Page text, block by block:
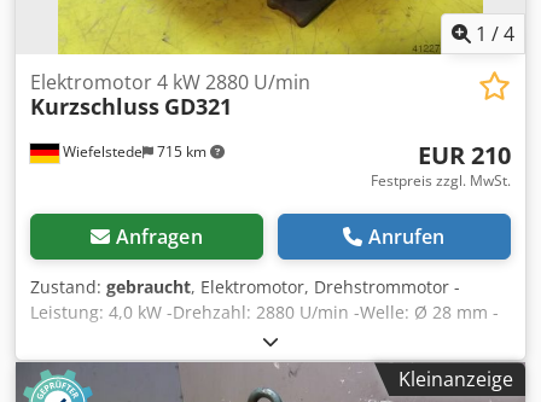
1 /4
Wiefelstede 715 km
Elektromotor 4 kW 2880 U/min
Kurzschluss GD321
EUR 210
Festpreis zzgl. MwSt.
Anfragen Anrufen
Zustand: gebraucht, Elektromotor, Drehstrommotor -
Leistung: 4,0 kW -Drehzahl: 2880 U/min -Welle: Ø 28 mm -
Bauform: B3 -Schutzart: -Anzahl: 1x vorhanden -Preis: pro
Stück Codpoctyqgsfx Afusrf -Abmessungen: 390/300/H230
mm -Gewicht: 43 kg
Kleinanzeige